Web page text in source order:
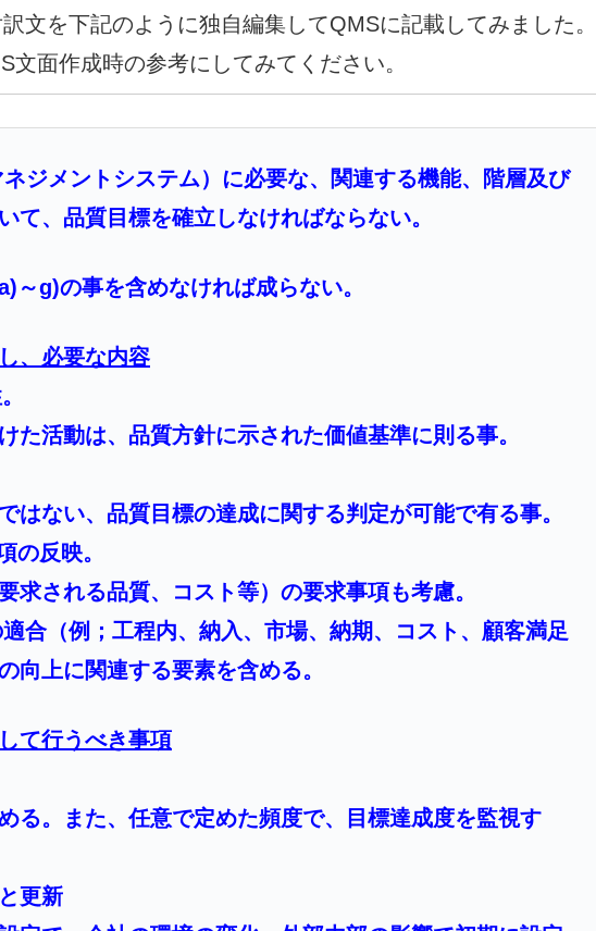
文を下記のように独自編集してQMSに記載してみました。
文面作成時の参考にしてみてください。
ジメントシステム）に必要な、関連する機能、階層及び
て、品質目標を確立しなければならない。
～g)の事を含めなければ成らない。
、必要な内容
た活動は、品質方針に示された価値基準に則る事。
はない、品質目標の達成に関する判定が可能で有る事。
の反映。
される品質、コスト等）の要求事項も考慮。
合（例；工程内、納入、市場、納期、コスト、顧客満足
向上に関連する要素を含める。
て行うべき事項
る。また、任意で定めた頻度で、目標達成度を監視す
更新